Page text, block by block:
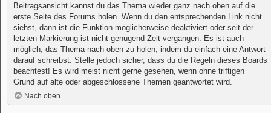
Beitragsansicht kannst du das Thema wieder ganz nach oben auf die
erste Seite des Forums holen. Wenn du den entsprechenden Link nicht
siehst, dann ist die Funktion möglicherweise deaktiviert oder seit der
letzten Markierung ist nicht genügend Zeit vergangen. Es ist auch
möglich, das Thema nach oben zu holen, indem du einfach eine Antwort
darauf schreibst. Stelle jedoch sicher, dass du die Regeln dieses Boards
beachtest! Es wird meist nicht gerne gesehen, wenn ohne triftigen
Grund auf alte oder abgeschlossene Themen geantwortet wird.
Nach oben